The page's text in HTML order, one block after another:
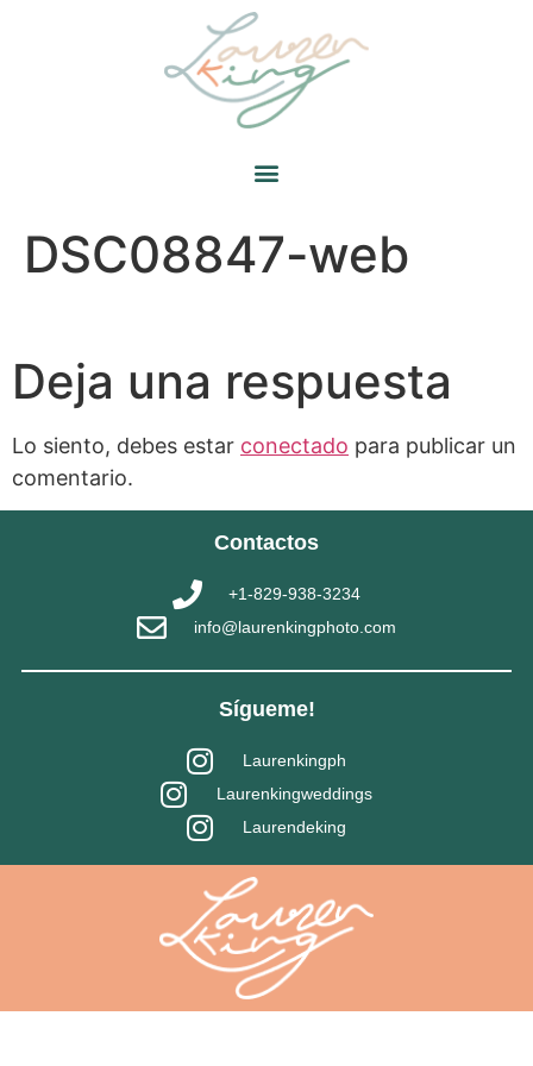
DSC08847-web
Deja una respuesta
Lo siento, debes estar conectado para publicar un
comentario.
Contactos
+1-829-938-3234
info@laurenkingphoto.com
Sígueme!
Laurenkingph
Laurenkingweddings
Laurendeking